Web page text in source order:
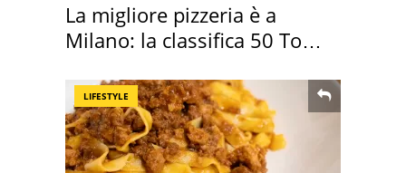
La migliore pizzeria è a
Milano: la classifica 50 Top
LIFESTYLE